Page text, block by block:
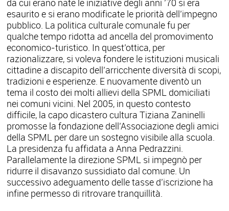
da cui erano nate le iniziative degli anni ’70 si era
esaurito e si erano modificate le priorità dell’impegno
pubblico. La politica culturale comunale fu per
qualche tempo ridotta ad ancella del promovimento
economico-turistico. In quest’ottica, per
razionalizzare, si voleva fondere le istituzioni musicali
cittadine a discapito dell’arricchente diversità di scopi,
tradizioni e esperienze. E nuovamente diventò un
tema il costo dei molti allievi della SPML domiciliati
nei comuni vicini. Nel 2005, in questo contesto
difficile, la capo dicastero cultura Tiziana Zaninelli
promosse la fondazione dell’Associazione degli amici
della SPML per dare un sostegno visibile alla scuola.
La presidenza fu affidata a Anna Pedrazzini.
Parallelamente la direzione SPML si impegnò per
ridurre il disavanzo sussidiato dal comune. Un
successivo adeguamento delle tasse d’iscrizione ha
infine permesso di ritrovare tranquillità.